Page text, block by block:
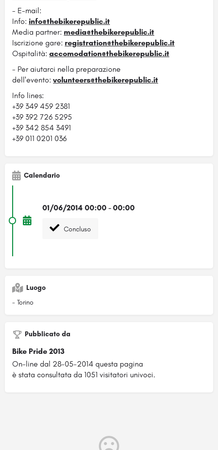
- E-mail:
Info: info@thebikerepublic.it
Media partner: media@thebikerepublic.it
Iscrizione gare: registration@thebikerepublic.it
Ospitalità: accomodation@thebikerepublic.it
- Per aiutarci nella preparazione
dell'evento: volunteers@thebikerepublic.it
Info lines:
+39 349 459 2381
+39 392 726 5295
+39 342 854 3491
+39 011 0201 036
Calendario
01/06/2014 00:00 - 00:00
Concluso
Luogo
- Torino
Pubblicato da
Bike Pride 2013
On-line dal 28-05-2014 questa pagina
è stata consultata da 1051 visitatori univoci.